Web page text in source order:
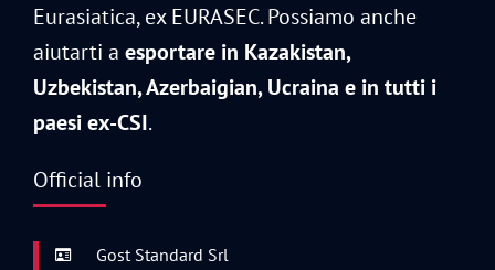
Eurasiatica, ex EURASEC. Possiamo anche
aiutarti a esportare in Kazakistan,
Uzbekistan, Azerbaigian, Ucraina e in tutti i
paesi ex-CSI.
Official info
Gost Standard Srl